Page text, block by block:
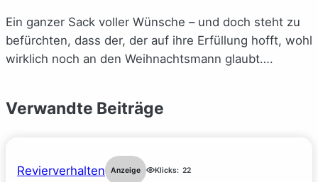
Ein ganzer Sack voller Wünsche – und doch steht zu
befürchten, dass der, der auf ihre Erfüllung hofft, wohl
wirklich noch an den Weihnachtsmann glaubt….
Verwandte Beiträge
Revierverhalten Anzeige Klicks: 22